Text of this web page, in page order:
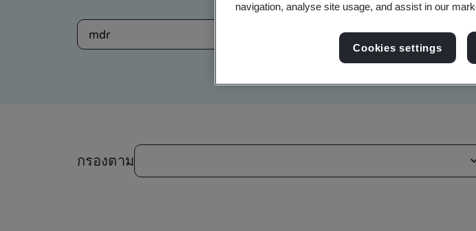
กรองตาม
navigation, analyse site usage, and assist in our
Cookies settings